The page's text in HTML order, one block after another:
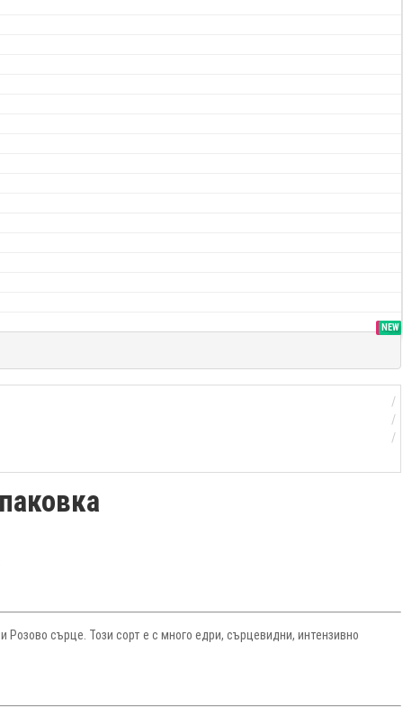
SALE
NEW
сърце. Този сорт е с много едри, сърцевидни, интензивно